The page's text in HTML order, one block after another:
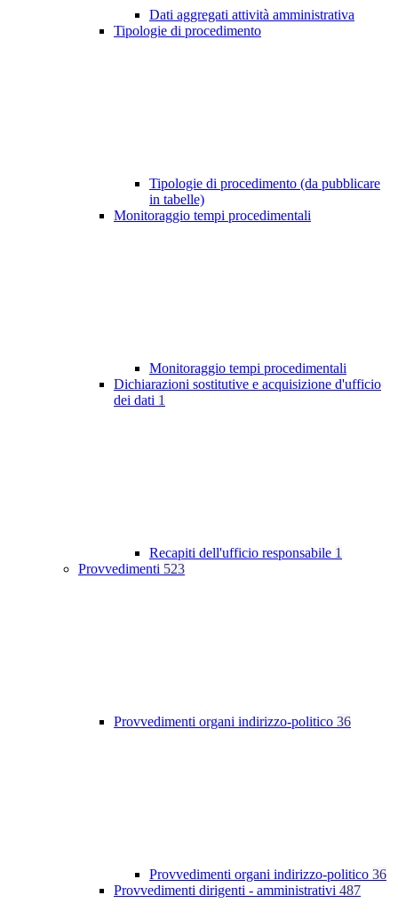
Dati aggregati attività amministrativa
Tipologie di procedimento
Tipologie di procedimento (da pubblicare
in tabelle)
Monitoraggio tempi procedimentali
Monitoraggio tempi procedimentali
Dichiarazioni sostitutive e acquisizione d'ufficio
dei dati 1
Recapiti dell'ufficio responsabile 1
Provvedimenti 523
Provvedimenti organi indirizzo-politico 36
Provvedimenti organi indirizzo-politico 36
Provvedimenti dirigenti - amministrativi 487